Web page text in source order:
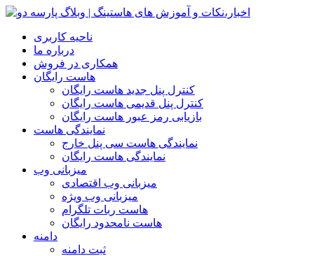
ناحیه کاربری
درباره ما
همکاری در فروش
هاست رایگان
کنترل پنل جدید هاست رایگان
کنترل پنل قدیمی هاست رایگان
بازیابی رمز عبور هاست رایگان
نمایندگی هاست
نمایندگی هاست سی پنل خارج
نمایندگی هاست رایگان
میزبانی وب
میزبانی وب اقتصادی
میزبانی وب ویژه
هاست ربات تلگرام
هاست نامحدود رایگان
دامنه
ثبت دامنه